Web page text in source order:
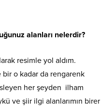
alanları nelerdir?
resimle yol aldım.
bir o kadar da rengarenk
her şeyden ilham
ve şiir ilgi alanlarımın birer